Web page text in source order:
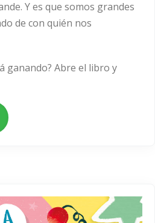
Y es que somos grandes
de con quién nos
ganando? Abre el libro y